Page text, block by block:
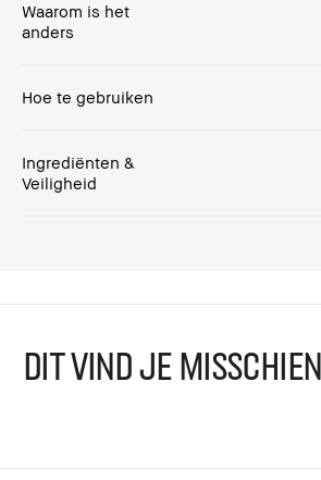
Waarom is het
anders
Hoe te gebruiken
Ingrediënten &
Veiligheid
DIT VIND JE